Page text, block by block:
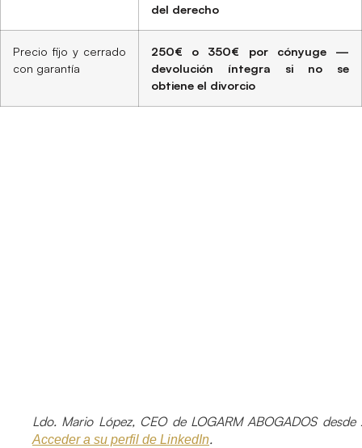
del derecho
Precio fijo y cerrado
con garantía
250€ o 350€ por cónyuge —
devolución íntegra si no se
obtiene el divorcio
Ldo. Mario López, CEO de LOGARM ABOGADOS
Acceder a su perfil de LinkedIn.